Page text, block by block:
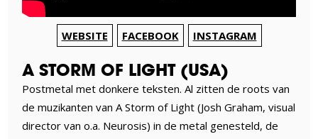
WEBSITE FACEBOOK INSTAGRAM
A STORM OF LIGHT (USA)
Postmetal met donkere teksten. Al zitten de roots van
de muzikanten van A Storm of Light (Josh Graham, visual
director van o.a. Neurosis) in de metal genesteld, de